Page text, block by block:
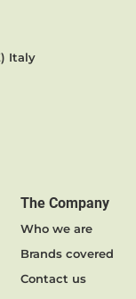
Italy
The Company
Who we are
Brands covered
Contact us